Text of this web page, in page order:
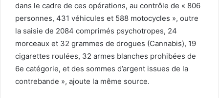
dans le cadre de ces opérations, au contrôle de « 806
personnes, 431 véhicules et 588 motocycles », outre
la saisie de 2084 comprimés psychotropes, 24
morceaux et 32 grammes de drogues (Cannabis), 19
cigarettes roulées, 32 armes blanches prohibées de
6e catégorie, et des sommes d’argent issues de la
contrebande », ajoute la même source.